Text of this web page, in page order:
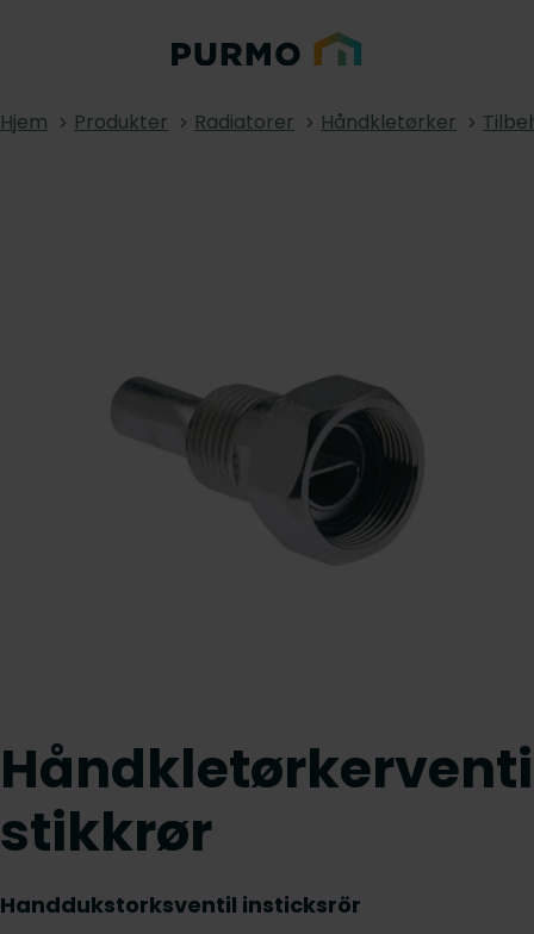
Hjem Produkter Radiatorer Håndkletørker
stikkrør
Handdukstorksventil insticksrör